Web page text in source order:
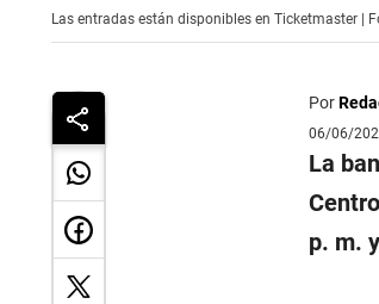
Las entradas están disponibles en Ticketmaster |
Por
06/06/
La
p. m.